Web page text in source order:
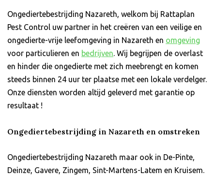
Ongediertebestrijding Nazareth, welkom bij Rattaplan
Pest Control uw partner in het creëren van een veilige en
ongedierte-vrije leefomgeving in Nazareth en omgeving
voor particulieren en bedrijven. Wij begrijpen de overlast
en hinder die ongedierte met zich meebrengt en komen
steeds binnen 24 uur ter plaatse met een lokale verdelger.
Onze diensten worden altijd geleverd met garantie op
resultaat !
Ongediertebestrijding in Nazareth en omstreken
Ongediertebestrijding Nazareth maar ook in De-Pinte,
Deinze, Gavere, Zingem, Sint-Martens-Latem en Kruisem.